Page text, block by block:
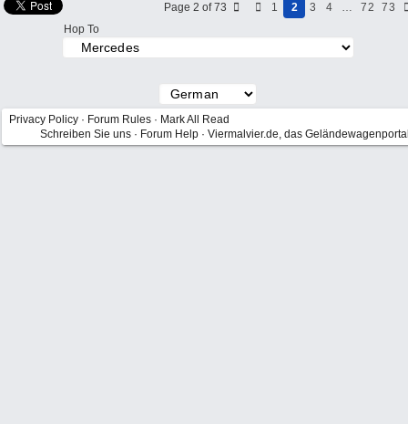
Page 2 of 73 1 2 3 4 … 72
73
Hop To
Privacy Policy · Forum Rules · Mark All Read
Schreiben Sie uns · Forum Help · Viermalvier.de, das